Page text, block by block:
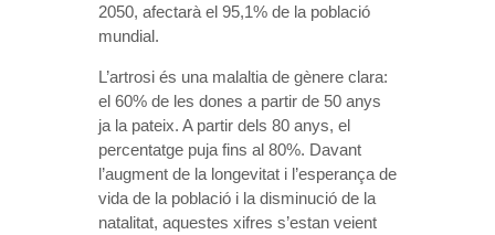
2050, afectarà el 95,1% de la població
mundial.
L’artrosi és una malaltia de gènere clara:
el 60% de les dones a partir de 50 anys
ja la pateix. A partir dels 80 anys, el
percentatge puja fins al 80%. Davant
l’augment de la longevitat i l’esperança de
vida de la població i la disminució de la
natalitat, aquestes xifres s’estan veient